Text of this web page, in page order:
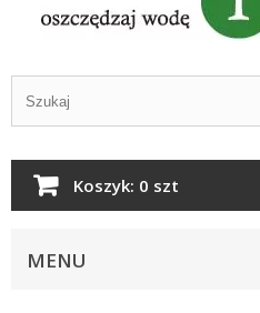
Koszyk: 0 szt
MENU